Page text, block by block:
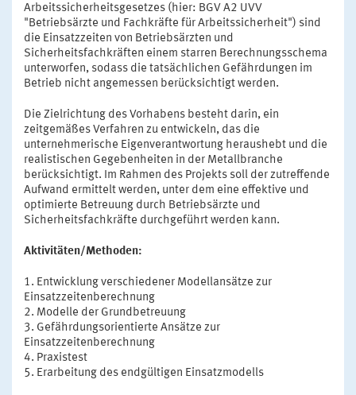
Arbeitssicherheitsgesetzes (hier: BGV A2 UVV
"Betriebsärzte und Fachkräfte für Arbeitssicherheit") sind
die Einsatzzeiten von Betriebsärzten und
Sicherheitsfachkräften einem starren Berechnungsschema
unterworfen, sodass die tatsächlichen Gefährdungen im
Betrieb nicht angemessen berücksichtigt werden.
Die Zielrichtung des Vorhabens besteht darin, ein
zeitgemäßes Verfahren zu entwickeln, das die
unternehmerische Eigenverantwortung heraushebt und die
realistischen Gegebenheiten in der Metallbranche
berücksichtigt. Im Rahmen des Projekts soll der zutreffende
Aufwand ermittelt werden, unter dem eine effektive und
optimierte Betreuung durch Betriebsärzte und
Sicherheitsfachkräfte durchgeführt werden kann.
Aktivitäten/Methoden:
1. Entwicklung verschiedener Modellansätze zur
Einsatzzeitenberechnung
2. Modelle der Grundbetreuung
3. Gefährdungsorientierte Ansätze zur
Einsatzzeitenberechnung
4. Praxistest
5. Erarbeitung des endgültigen Einsatzmodells